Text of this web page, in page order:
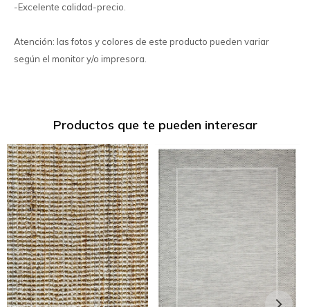
-Excelente calidad-precio.
Atención: las fotos y colores de este producto pueden variar
según el monitor y/o impresora.
Productos que te pueden interesar